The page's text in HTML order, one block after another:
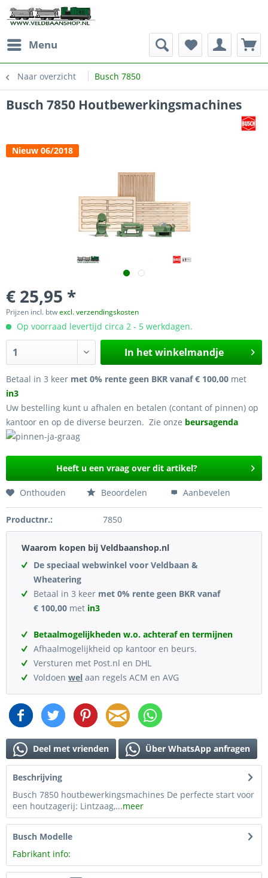
Menu
Naar overzicht Busch 7850
Busch 7850 Houtbewerkingsmachines
Nieuw 06/2018
€ 25,95 *
Prijzen incl. btwexcl. verzendingskosten
Op voorraad levertijd circa 2 - 5 werkdagen.
In het winkelmandje
Betaal in 3 keer met 0% rente geen BKR vanaf € 100,00 met
in3
Uw bestelling kunt u afhalen en betalen (contant of pinnen) op
kantoor en op de diverse beurzen. Zie onze beursagenda
Heeft u een vraag over dit artikel?
Onthouden Beoordelen Aanbevelen
Productnr.: 7850
Waarom kopen bij Veldbaanshop.nl
De speciaal webwinkel voor Veldbaan &
Wheatering
Betaal in 3 keer met 0% rente geen BKR vanaf
€ 100,00 met in3
Betaalmogelijkheden w.o. achteraf en termijnen
Afhaalmogelijkheid op kantoor en beurs.
Versturen met Post.nl en DHL
Voldoen wel aan regels ACM en AVG
Deel met vrienden Über WhatsApp anfragen
Beschrijving
Busch 7850 houtbewerkingsmachines De perfecte start voor
een houtzagerij: Lintzaag,...meer
Busch Modelle
Fabrikant info: